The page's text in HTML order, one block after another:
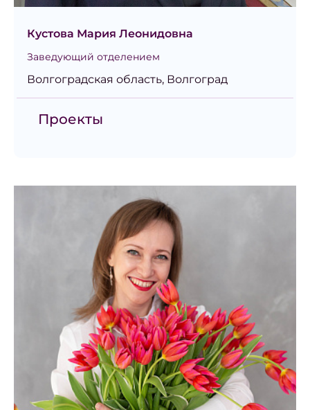
Кустова Мария Леонидовна
Заведующий отделением
Волгоградская область, Волгоград
Проекты